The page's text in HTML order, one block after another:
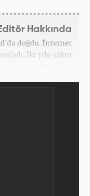
Hakkında
doğdu. İnternet
İki yıla yakın
sonra, 2012'nin
ve siyaset alanları